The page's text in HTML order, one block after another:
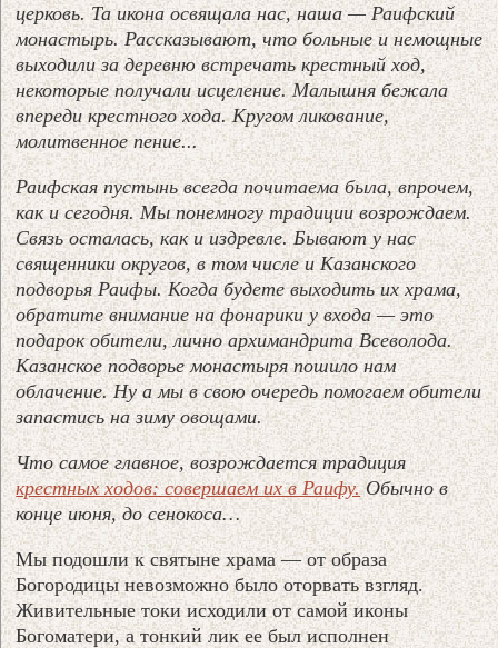
церковь. Та икона освящала нас, наша — Раифский
монастырь. Рассказывают, что больные и немощные
выходили за деревню встречать крестный ход,
некоторые получали исцеление. Малышня бежала
впереди крестного хода. Кругом ликование,
молитвенное пение...
Раифская пустынь всегда почитаема была, впрочем,
как и сегодня. Мы понемногу традиции возрождаем.
Связь осталась, как и издревле. Бывают у нас
священники округов, в том числе и Казанского
подворья Раифы. Когда будете выходить их храма,
обратите внимание на фонарики у входа — это
подарок обители, лично архимандрита Всеволода.
Казанское подворье монастыря пошило нам
облачение. Ну а мы в свою очередь помогаем обители
запастись на зиму овощами.
Что самое главное, возрождается традиция
крестных ходов: совершаем их в Раифу.Обычно в
конце июня, до сенокоса…
Мы подошли к святыне храма — от образа
Богородицы невозможно было оторвать взгляд.
Живительные токи исходили от самой иконы
Богоматери, а тонкий лик ее был исполнен